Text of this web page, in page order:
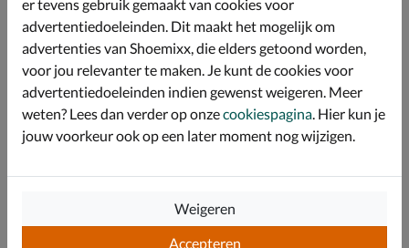
Hierdoor loop je de hele dag comfortabel en biedt de
schoen een goede warmte- en vocht regulatie. Het
voetbed is daarnaast uitneembaar en kan de schoen
ook met eigen zolen gedragen worden.
Afgewerkt met een trendy gumsole. Dit rubber heeft
een goede grip en zorgt zo voor betere stabiliteit.
er tevens gebruik gemaakt van cookies voor
advertentiedoeleinden. Dit maakt het mogelijk om
advertenties van Shoemixx, die elders getoond worden,
voor jou relevanter te maken. Je kunt de cookies voor
advertentiedoeleinden indien gewenst weigeren. Meer
weten? Lees dan verder op onzecookiespagina . Hier kun je
jouw voorkeur ook op een later moment nog wijzigen.
Accepteren
Weigeren